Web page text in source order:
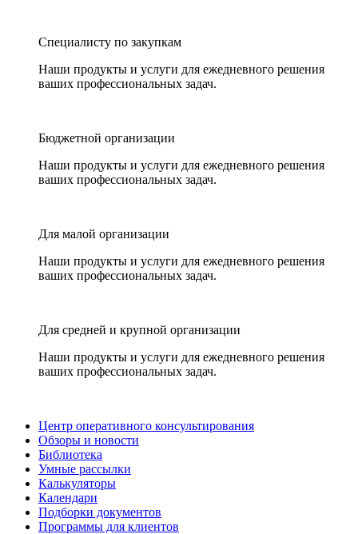
Специалисту по закупкам
Наши продукты и услуги для ежедневного решения
ваших профессиональных задач.
Бюджетной организации
Наши продукты и услуги для ежедневного решения
ваших профессиональных задач.
Для малой организации
Наши продукты и услуги для ежедневного решения
ваших профессиональных задач.
Для средней и крупной организации
Наши продукты и услуги для ежедневного решения
ваших профессиональных задач.
Центр оперативного консультирования
Обзоры и новости
Библиотека
Умные рассылки
Калькуляторы
Календари
Подборки документов
Программы для клиентов